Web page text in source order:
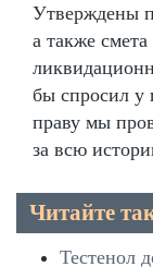
Утверждены
а также
бы спросил у
праву мы
за всю
Читайте
Тестенол